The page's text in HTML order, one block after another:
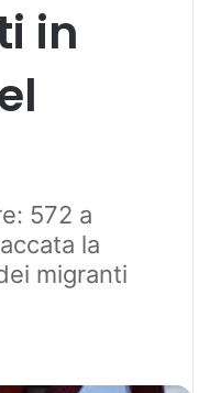
in
572 a
la
migranti